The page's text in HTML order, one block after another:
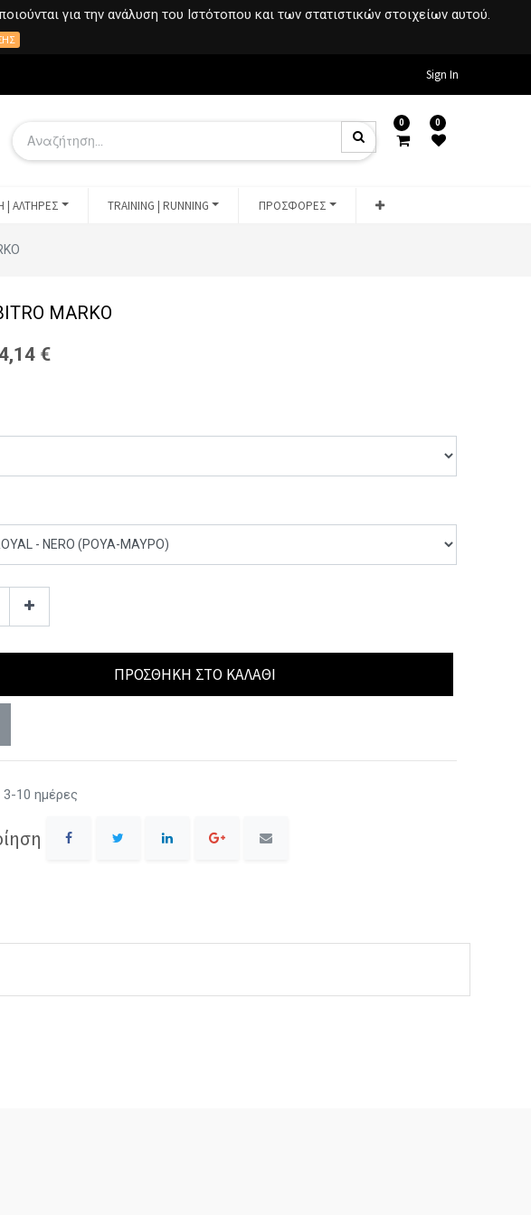
για την ανάλυση του Ιστότοπου και των στατιστικών στοιχείων αυτού.
Sign In
0 0
| ΑΛΤΗΡΕΣ TRAINING | RUNNING ΠΡΟΣΦΟΡΕΣ
MARKO
€
ΠΡΟΣΘΉΚΗ ΣΤΟ ΚΑΛΆΘΙ
10 ημέρες